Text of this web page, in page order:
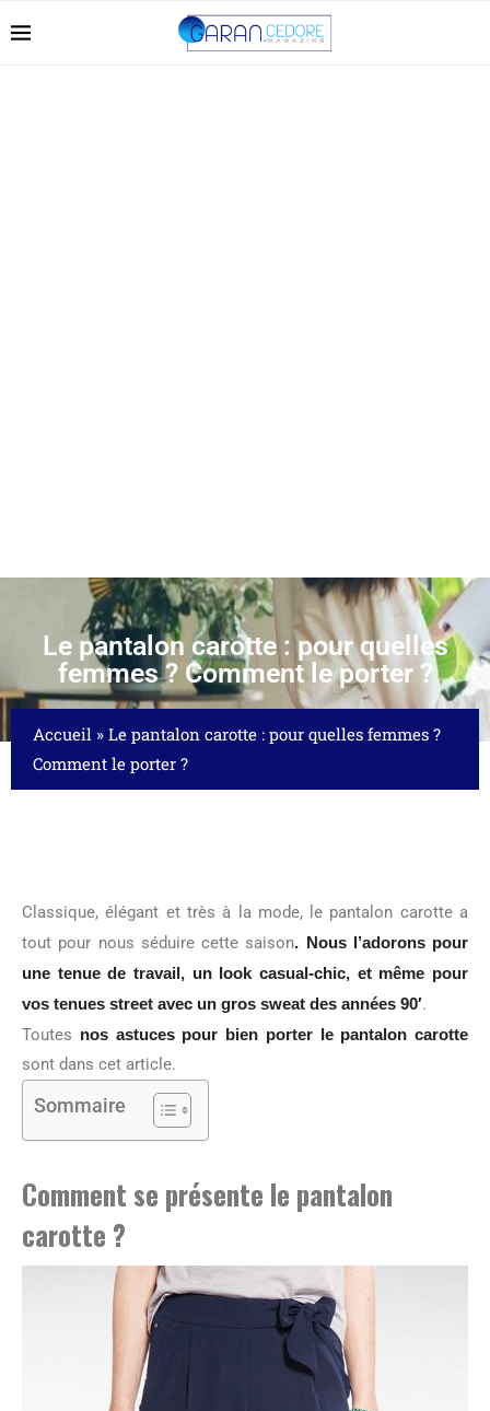
Le pantalon carotte : pour quelles
femmes ? Comment le porter ?
Accueil » Le pantalon carotte : pour quelles femmes ?
Comment le porter ?
Classique, élégant et très à la mode, le pantalon carotte a
tout pour nous séduire cette saison. Nous l’adorons pour
une tenue de travail, un look casual-chic, et même pour
vos tenues street avec un gros sweat des années 90′.
Toutes nos astuces pour bien porter le pantalon carotte
sont dans cet article.
Sommaire
Comment se présente le pantalon
carotte ?